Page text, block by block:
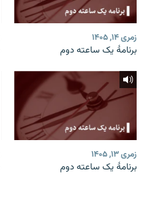
زمری ۱۴, ۱۴۰۵
برنامۀ یک ساعته دوم
زمری ۱۳, ۱۴۰۵
برنامۀ یک ساعته دوم